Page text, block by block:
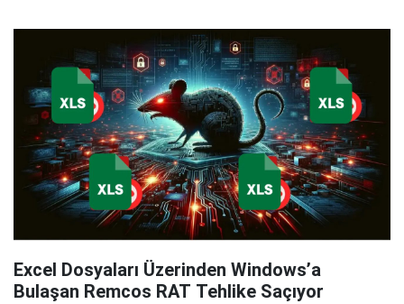
Excel Dosyaları Üzerinden Windows’a
Bulaşan Remcos RAT Tehlike Saçıyor